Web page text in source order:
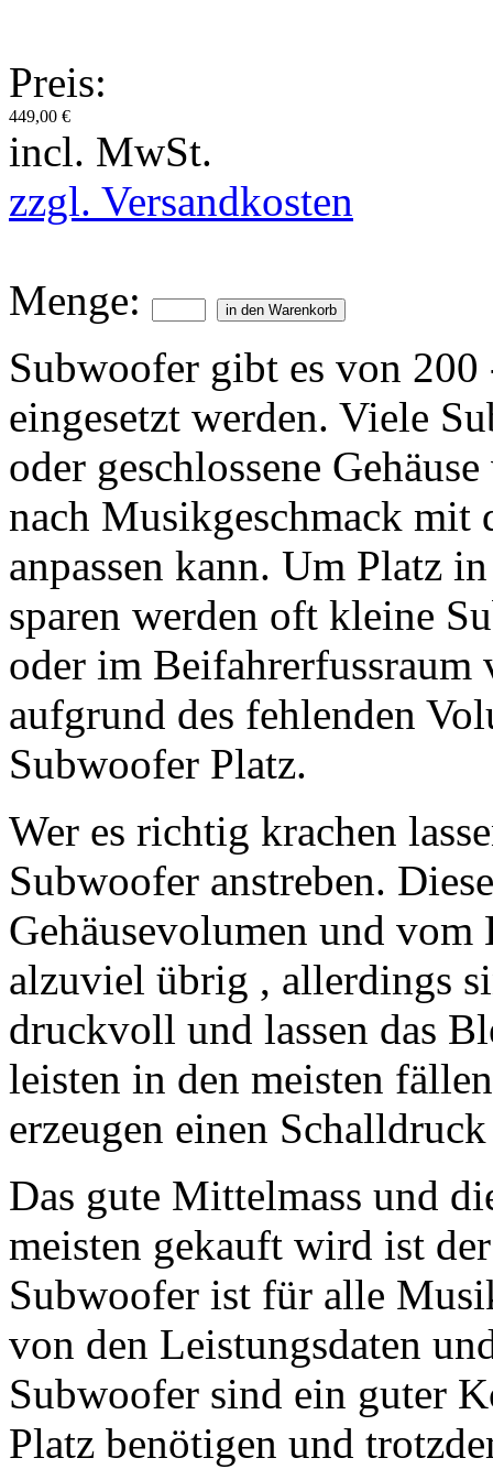
Preis:
449,00 €
incl. MwSt.
zzgl. Versandkosten
Menge:
Subwoofer gibt es von
eingesetzt werden. Viele
oder geschlossene
nach Musikgeschmack mit
anpassen kann. Um Platz
sparen werden oft kleine
oder im Beifahrerfussraum
aufgrund des fehlenden
Subwoofer Platz.
Wer es richtig krachen
Subwoofer anstreben.
Gehäusevolumen und
alzuviel übrig , allerdings
druckvoll und lassen das
leisten in den meisten
erzeugen einen
Das gute Mittelmass und
meisten gekauft wird ist
Subwoofer ist für alle
von den Leistungsdaten
Subwoofer sind ein guter
Platz benötigen und